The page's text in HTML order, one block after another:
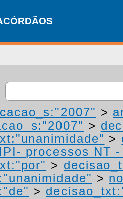
>
>
>
processos NT
>
>
>